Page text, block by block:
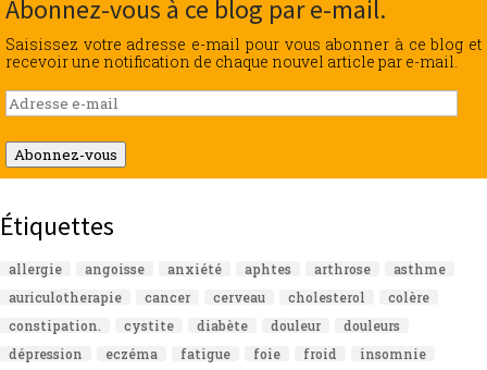
Abonnez-vous à ce blog par e-mail.
Saisissez votre adresse e-mail pour vous abonner à ce blog et
recevoir une notification de chaque nouvel article par e-mail.
Adresse
e-
mail
Abonnez-vous
Étiquettes
allergie angoisse anxiété aphtes arthrose
asthme
auriculotherapie
cancer cerveau cholesterol
colère
constipation.
cystite diabète douleur
douleurs
dépression
eczéma fatigue foie froid
insomnie